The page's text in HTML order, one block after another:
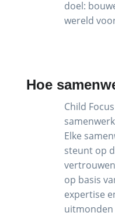
doel:
wereld
Hoe
Child
Elke
steunt op
op basis
expertise